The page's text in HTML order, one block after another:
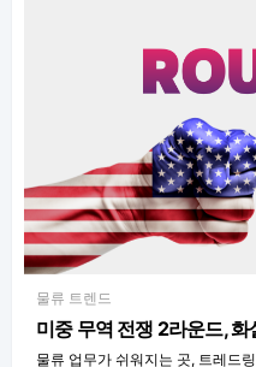
물류 트렌드
미중 무역 전쟁 2라운드,
물류 업무가 쉬워지는 곳, 트레드